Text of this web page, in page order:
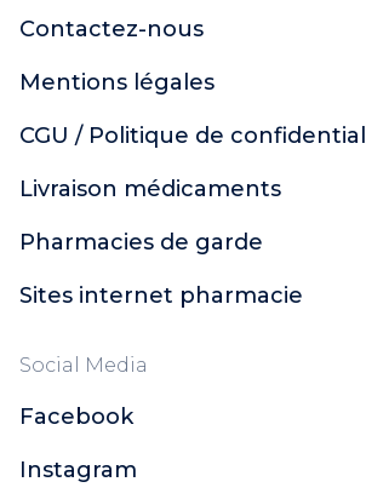
Contactez-nous
Mentions légales
CGU / Politique de
Livraison médicaments
Pharmacies de garde
Sites internet pharmacie
Social Media
Facebook
Instagram